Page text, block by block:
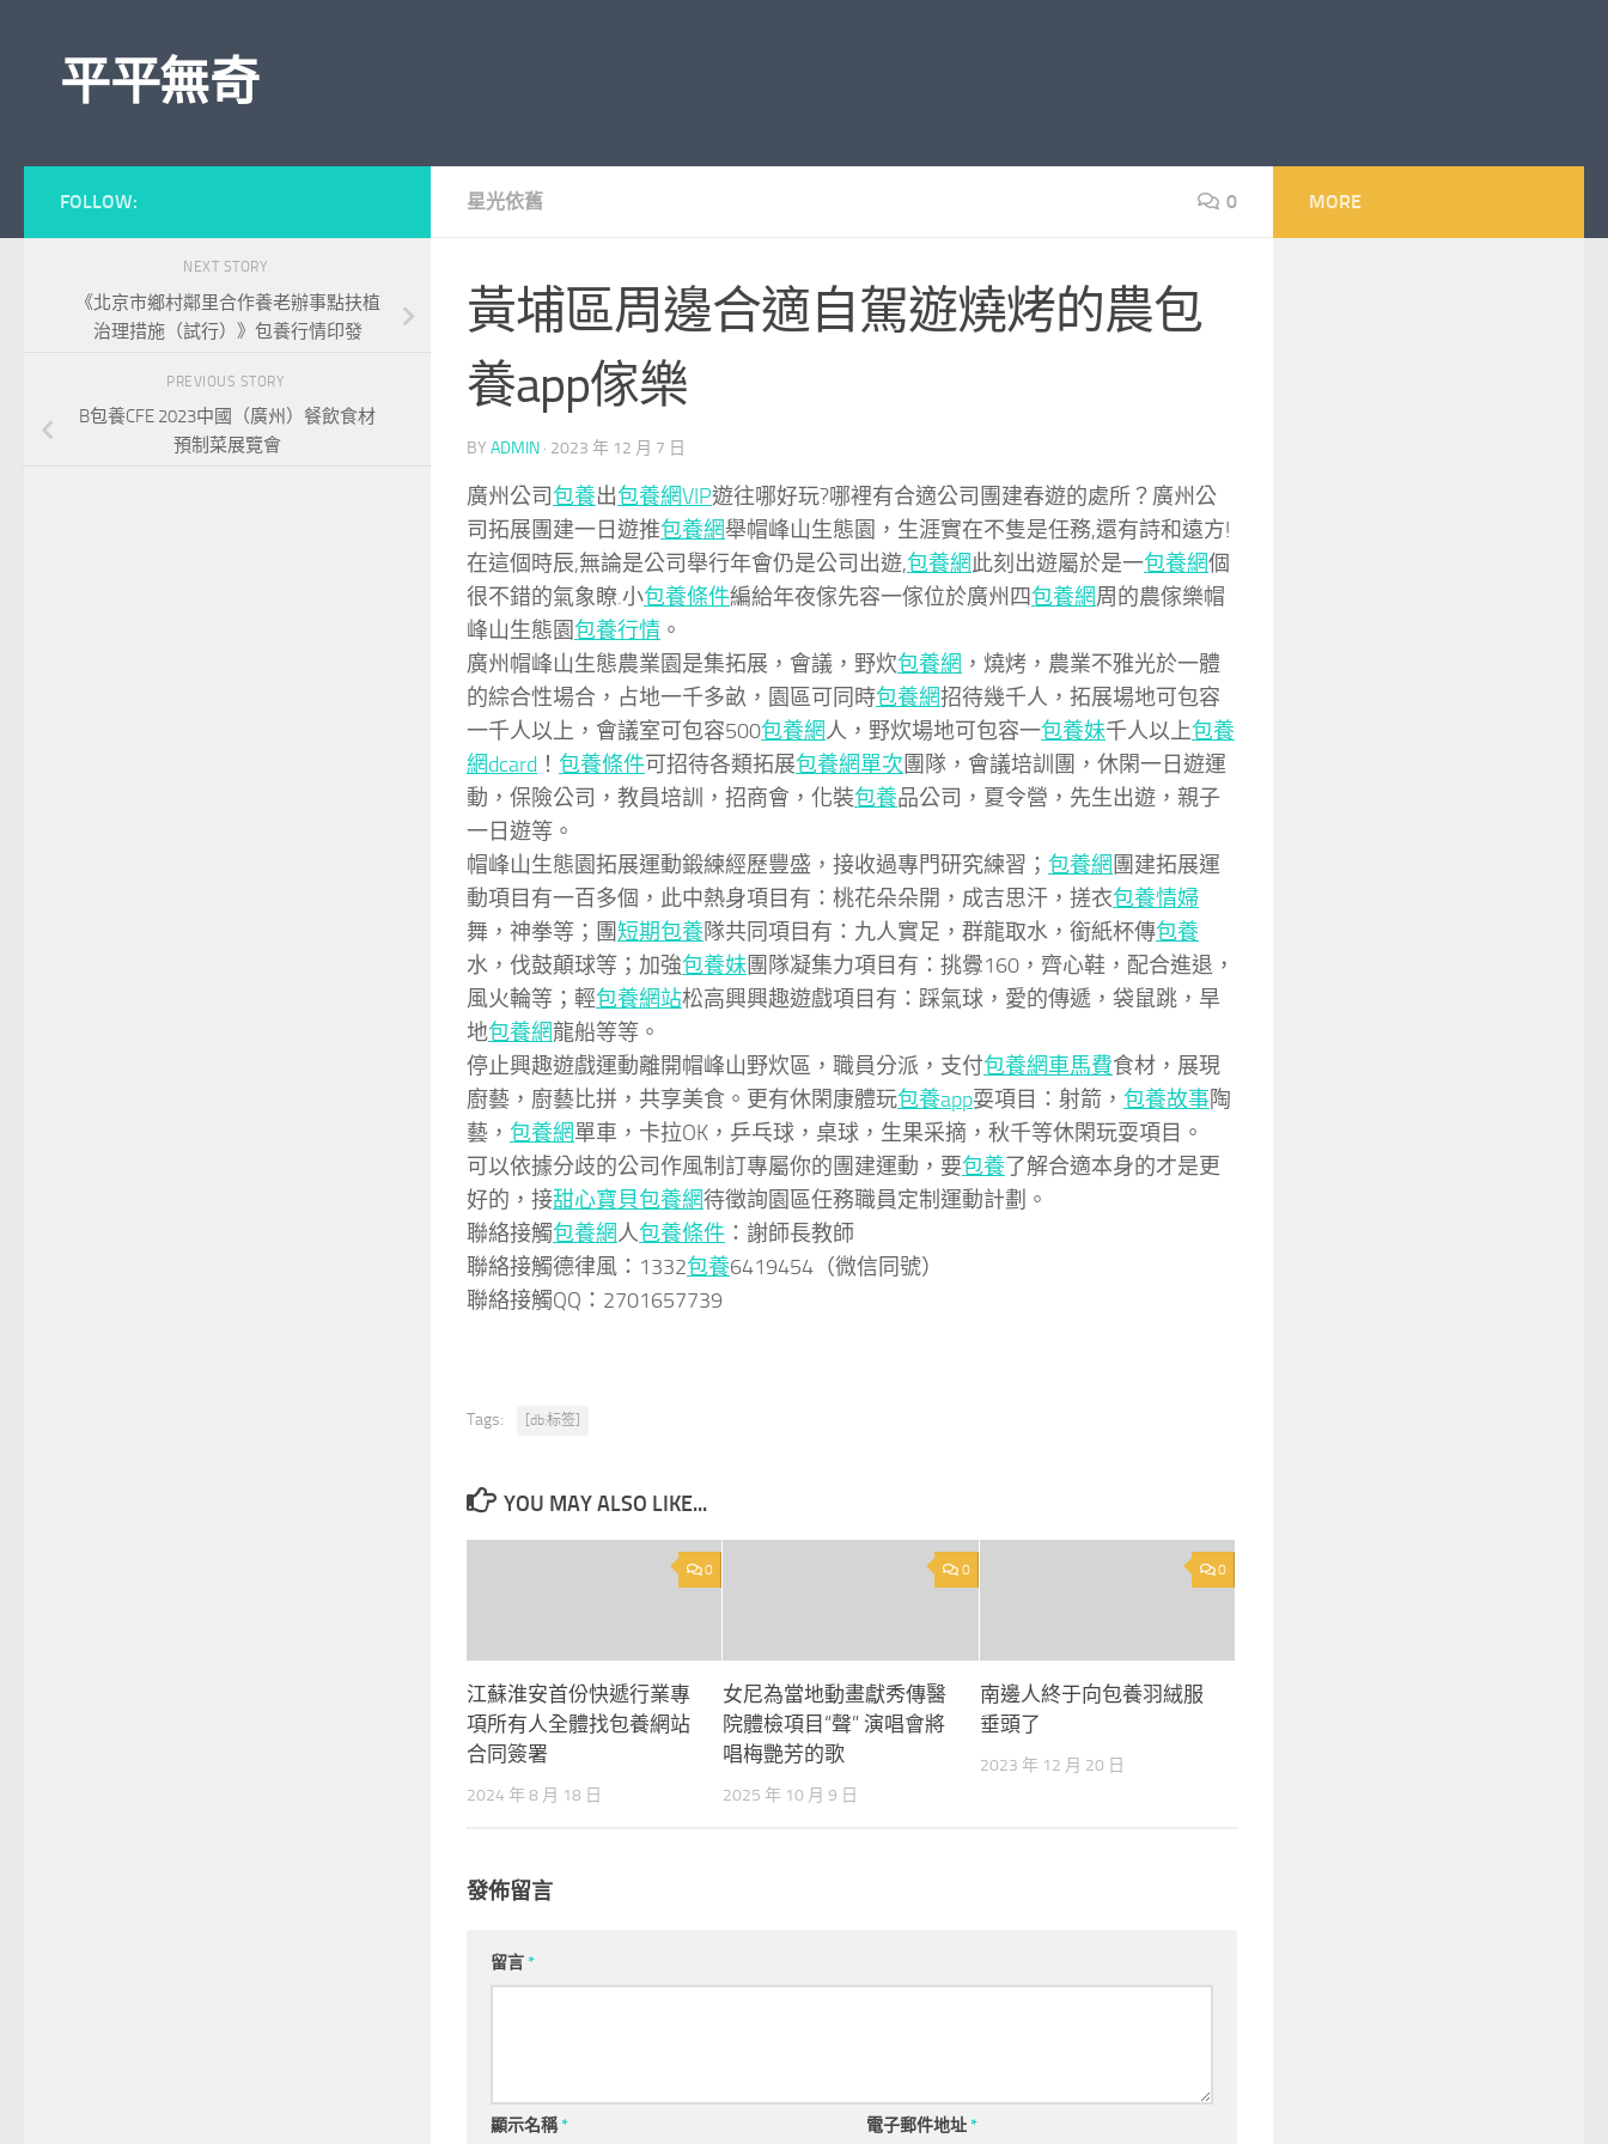
平平無奇
星光依舊 0
黃埔區周邊合適自駕遊燒烤的農包
養app傢樂
BY ADMIN · 2023 年 12 月 7 日
廣州公司包養出包養網VIP遊往哪好玩?哪裡有合適公司團建春遊的處所？廣州公
司拓展團建一日遊推包養網舉帽峰山生態園，生涯實在不隻是任務,還有詩和遠方!
在這個時辰,無論是公司舉行年會仍是公司出遊,包養網此刻出遊屬於是一包養網個
很不錯的氣象瞭.小包養條件編給年夜傢先容一傢位於廣州四包養網周的農傢樂帽
峰山生態園包養行情 。
廣州帽峰山生態農業園是集拓展，會議，野炊包養網 ，燒烤，農業不雅光於一體
的綜合性場合，占地一千多畝，園區可同時包養網招待幾千人，拓展場地可包容
一千人以上，會議室可包容500包養網人，野炊場地可包容一包養妹千人以上包養
網dcard ！ 包養條件可招待各類拓展包養網單次團隊，會議培訓團，休閑一日遊運
動，保險公司，教員培訓，招商會，化裝包養品公司，夏令營，先生出遊，親子
一日遊等。
帽峰山生態園拓展運動鍛練經歷豐盛，接收過專門研究練習； 包養網 團建拓展運
動項目有一百多個，此中熱身項目有：桃花朵朵開，成吉思汗，搓衣包養情婦
舞，神拳等；團短期包養隊共同項目有：九人實足，群龍取水，銜紙杯傳包養
水，伐鼓顛球等；加強包養妹團隊凝集力項目有：挑釁160，齊心鞋，配合進退，
風火輪等；輕包養網站松高興興趣遊戲項目有：踩氣球，愛的傳遞，袋鼠跳，旱
地包養網龍船等等。
停止興趣遊戲運動離開帽峰山野炊區，職員分派，支付包養網車馬費食材，展現
廚藝，廚藝比拼，共享美食。更有休閑康體玩包養app耍項目：射箭， 包養故事陶
藝， 包養網單車，卡拉OK，乒乓球，桌球，生果采摘，秋千等休閑玩耍項目。
可以依據分歧的公司作風制訂專屬你的團建運動，要包養了解合適本身的才是更
好的，接甜心寶貝包養網待徵詢園區任務職員定制運動計劃。
聯絡接觸包養網人包養條件 ：謝師長教師
聯絡接觸德律風：1332包養6419454（微信同號）
聯絡接觸QQ：2701657739
Tags: [db:标签]
YOU MAY ALSO LIKE...
0
江蘇淮安首份快遞行業專
項所有人全體找包養網站
合同簽署
2024 年 8 月 18 日
0
女尼為當地動畫獻秀傳醫
院體檢項目“聲” 演唱會將
唱梅艷芳的歌
2025 年 10 月 9 日
0
南邊人終于向包養羽絨服
垂頭了
2023 年 12 月 20 日
發佈留言
留言*
顯示名稱* 電子郵件地址*
FOLLOW:
NEXT STORY
《北京市鄉村鄰里合作養老辦事點扶植
治理措施（試行）》包養行情印發
PREVIOUS STORY
B包養CFE 2023中國（廣州）餐飲食材
預制菜展覽會
MORE